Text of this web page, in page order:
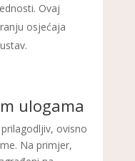
Ovaj
osjećaja
ulogama
ovisno
Na primjer,